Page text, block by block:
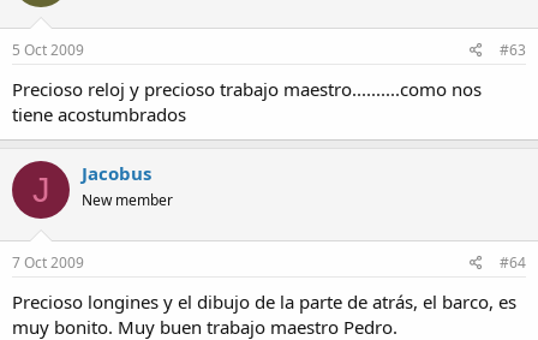
5 Oct 2009 #63
Precioso reloj y precioso trabajo maestro..........como nos
tiene acostumbrados
J Jacobus
New member
7 Oct 2009 #64
Precioso longines y el dibujo de la parte de atrás, el barco, es
muy bonito. Muy buen trabajo maestro Pedro.